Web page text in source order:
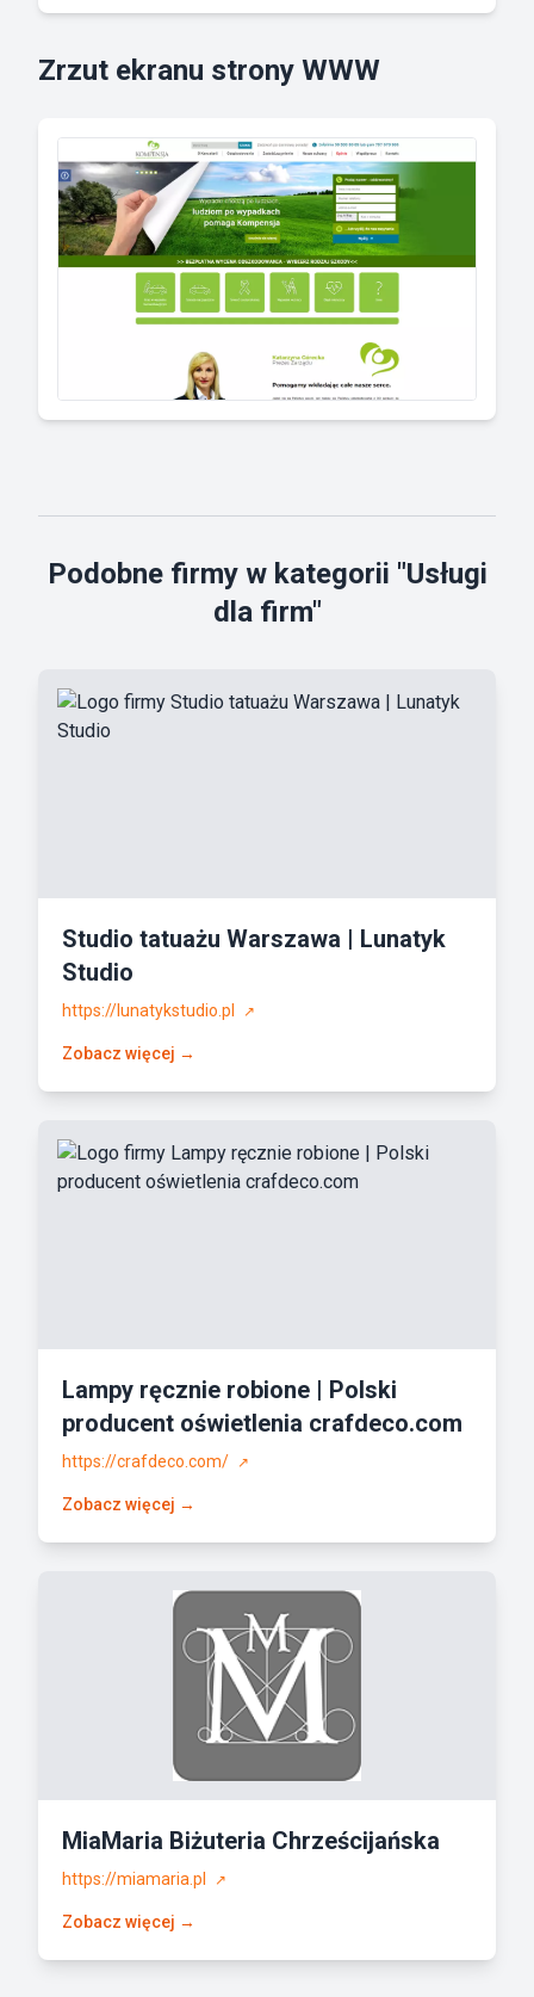
Zrzut ekranu strony WWW
Podobne firmy w kategorii "Usługi
dla firm"
Studio tatuażu Warszawa | Lunatyk
Studio
https://lunatykstudio.pl ↗
Zobacz więcej →
Lampy ręcznie robione | Polski
producent oświetlenia crafdeco.com
https://crafdeco.com/ ↗
Zobacz więcej →
MiaMaria Biżuteria Chrześcijańska
https://miamaria.pl ↗
Zobacz więcej →